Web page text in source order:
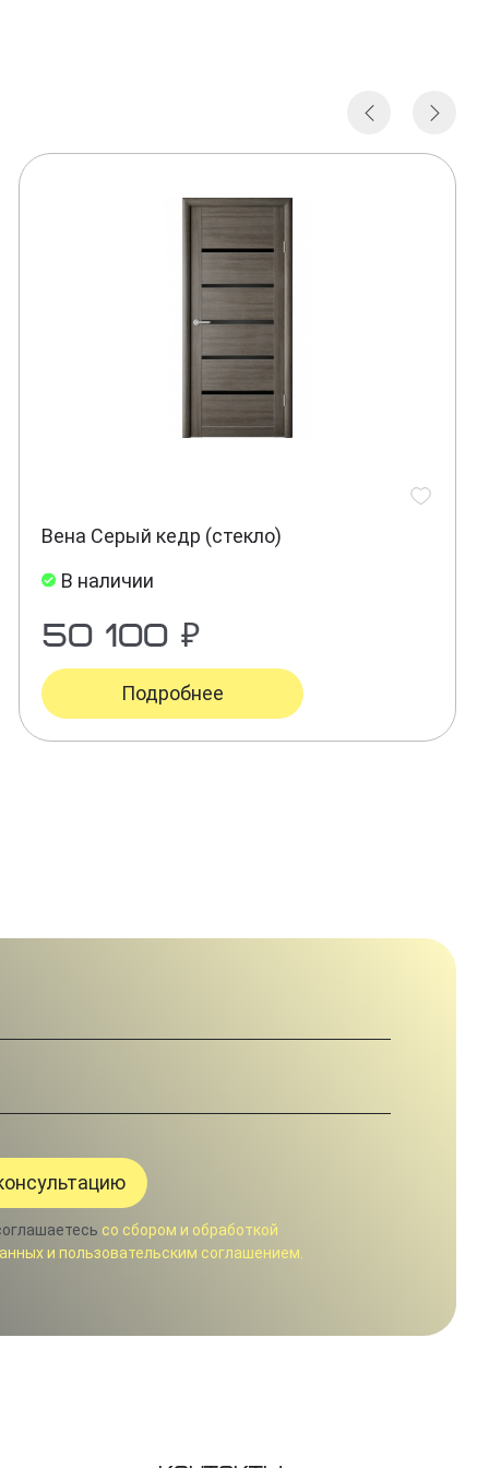
Вена Серый кедр (стекло)
В наличии
50 100 ₽
Подробнее
со сбором и обработкой
и пользовательским соглашением.